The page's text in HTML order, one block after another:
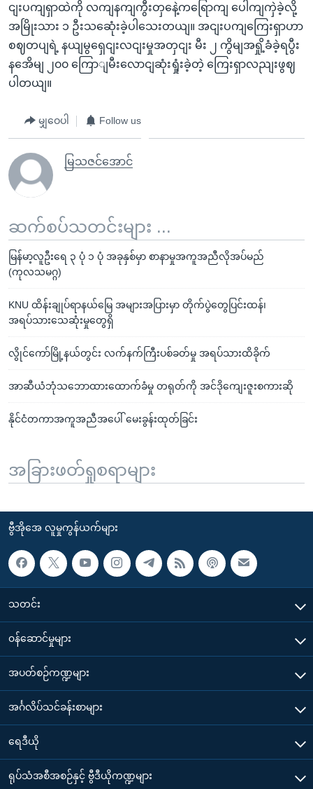
ငျးပကျရှာထဲကို လကျနကျကွီးတှနေဲ့ကရြောကျ ပေါကျကှဲခဲ့လို့
အမြိုးသား ၁ ဦးသဆေုံးခဲ့ပါသေးတယျ။ အငျးပကျကြေးရှာဟာ
စဈတပျရဲ့ နယျမွရှေငျးလငျးမှုအတှငျး မီး ၂ ကွိမျအရှို့ခံခဲ့ရပွီး
နအေိမျ ၂၀၀ ကြောျမီးလောငျဆုံးရှုံးခဲ့တဲ့ ကြေးရှာလညျးဖွဈ
ပါတယျ။
မျှဝေပါ Follow us
မြသဇင်အောင်
ဆက်စပ်သတင်းများ ...
မြန်မာ့လူဦးရေ ၃ ပုံ ၁ ပုံ အခုနှစ်မှာ စာနာမှုအကူအညီလိုအပ်မည်
(ကုလသမဂ္ဂ)
KNU ထိန်းချုပ်ရာနယ်မြေ အများအပြားမှာ တိုက်ပွဲတွေပြင်းထန်၊
အရပ်သားသေဆုံးမှုတွေရှိ
လွိုင်ကော်မြို့နယ်တွင်း လက်နက်ကြီးပစ်ခတ်မှု အရပ်သားထိခိုက်
အာဆီယံဘုံသဘောထားထောက်ခံမှု တရုတ်ကို အင်ဒိုကျေးဇူးစကားဆို
နိုင်ငံတကာအကူအညီအပေါ် မေးခွန်းထုတ်ခြင်း
အခြားဖတ်ရှုစရာများ
ဗွီအိုအေ လူမှုကွန်ယက်များ
သတင်း
၀န်ဆောင်မှုများ
အပတ်စဉ်ကဏ္ဍများ
အင်္ဂလိပ်သင်ခန်းစာများ
ရေဒီယို
ရုပ်သံအစီအစဉ်နှင့် ဗွီဒီယိုကဏ္ဍများ